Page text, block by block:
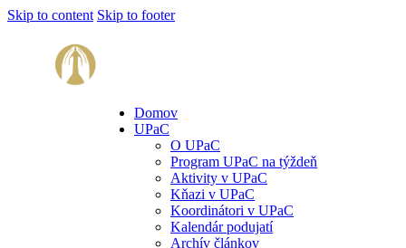
Skip to content Skip to footer
Domov
UPaC
O UPaC
Program UPaC na týždeň
Aktivity v UPaC
Kňazi v UPaC
Koordinátori v UPaC
Kalendár podujatí
Archív článkov